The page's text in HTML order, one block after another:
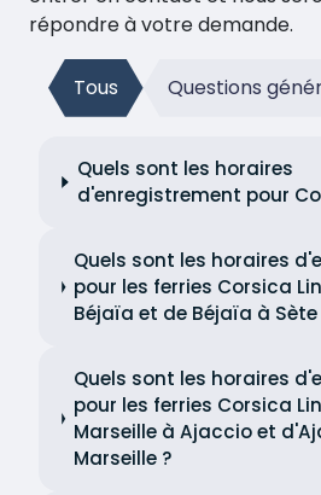
répondre à votre demande.
Tous Questions
Quels sont les horaires
d'enregistrement pour
Quels sont les horaires
pour les ferries Corsica
Béjaïa et de Béjaïa à Sète
Quels sont les horaires
pour les ferries Corsica
Marseille à Ajaccio et
Marseille ?